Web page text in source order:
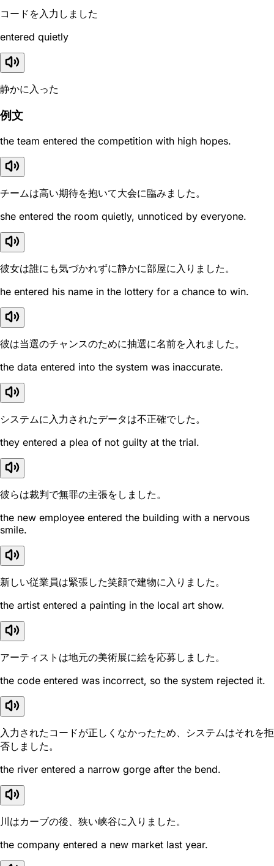
コードを入力しました
entered quietly
静かに入った
例文
the team entered the competition with high hopes.
チームは高い期待を抱いて大会に臨みました。
she entered the room quietly, unnoticed by everyone.
彼女は誰にも気づかれずに静かに部屋に入りました。
he entered his name in the lottery for a chance to win.
彼は当選のチャンスのために抽選に名前を入れました。
the data entered into the system was inaccurate.
システムに入力されたデータは不正確でした。
they entered a plea of not guilty at the trial.
彼らは裁判で無罪の主張をしました。
the new employee entered the building with a nervous
smile.
新しい従業員は緊張した笑顔で建物に入りました。
the artist entered a painting in the local art show.
アーティストは地元の美術展に絵を応募しました。
the code entered was incorrect, so the system rejected it.
入力されたコードが正しくなかったため、システムはそれを拒
否しました。
the river entered a narrow gorge after the bend.
川はカーブの後、狭い峡谷に入りました。
the company entered a new market last year.